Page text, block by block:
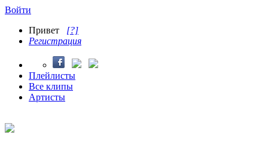
Войти
Привет [?]
Регистрация
Плейлисты
Все клипы
Артисты